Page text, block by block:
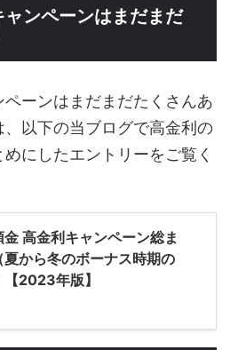
ンペーンはまだまだ
ーンはまだまだたくさんあ
、以下の当ブログで高金利の
にしたエントリーをご覧く
金 高金利キャンペーン総ま
夏から冬のボーナス時期の
【2023年版】